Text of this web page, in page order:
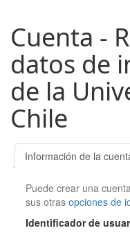
Cuenta -
datos de
de la
Chile
Información de la
Puede crear una
sus otrasopciones de
Identificador de